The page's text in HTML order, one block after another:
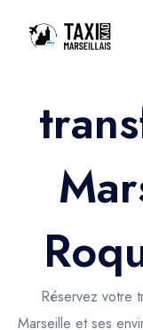
Accueil
Nos services
Nos services
Trajet Gare
Trajet Port
Réservation
Actualités &
Réservez votre
Marseille et ses